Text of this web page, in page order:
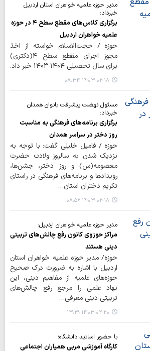
مدیر حوزه علمیه خواهران استان اردبیل
خبرداد:
برگزاری کلاس‌های مقطع سطح ۴ در حوزه
علمیه خواهران اردبیل
حوزه / حجت‌الاسلام خواسته از اخذ
مجوز اجرای مقطع سطح ۴(دکتری)
برای سال تحصیلی ۱۴۰۴-۱۴۰۳ خبر داد.
۱۴۰۳-۰۲-۱۸ ۰۸:۳۴
مسئول نهضت پیشرفت بانوان همدان
خبرداد:
برگزاری برنامه‌های فرهنگی به مناسبت
روز دختر در سراسر همدان
حوزه / فامیل خلیلی گفت: با توجه به
نزدیک شدن به سالروز ولادت حضرت
معصومه(س) و روز دختر، جشن‌ها،
رویدادها و برنامه‌های فرهنگی در راستای
تکریم دختران استان…
۱۴۰۳-۰۲-۱۸ ۰۸:۵۶
مدیر حوزه‌ علمیه خواهران اردبیل:
مراکز حوزوی کانون رفع چالش‌های تربیتی
دینی هستند
حوزه/ مدیر حوزه‌ علمیه خواهران استان
اردبیل با اشاره به ضرورت درک صحیح
حوزه‌های علمیه از مفاهیم دینی، این
نهاد علمی را مرجع رفع چالش‌های
تربیتی دینی معرفی…
۱۴۰۳-۰۲-۲۰ ۱۳:۲۹
با حضور اساتید دانشگاه؛
کارگاه آموزشی مربی همیاران اجتماعی